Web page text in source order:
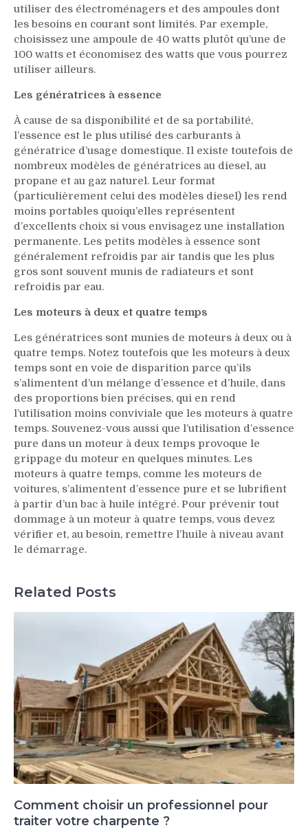
utiliser des électroménagers et des ampoules dont
les besoins en courant sont limités. Par exemple,
choisissez une ampoule de 40 watts plutôt qu’une de
100 watts et économisez des watts que vous pourrez
utiliser ailleurs.
Les génératrices à essence
À cause de sa disponibilité et de sa portabilité,
l’essence est le plus utilisé des carburants à
génératrice d’usage domestique. Il existe toutefois de
nombreux modèles de génératrices au diesel, au
propane et au gaz naturel. Leur format
(particulièrement celui des modèles diesel) les rend
moins portables quoiqu’elles représentent
d’excellents choix si vous envisagez une installation
permanente. Les petits modèles à essence sont
généralement refroidis par air tandis que les plus
gros sont souvent munis de radiateurs et sont
refroidis par eau.
Les moteurs à deux et quatre temps
Les génératrices sont munies de moteurs à deux ou à
quatre temps. Notez toutefois que les moteurs à deux
temps sont en voie de disparition parce qu’ils
s’alimentent d’un mélange d’essence et d’huile, dans
des proportions bien précises, qui en rend
l’utilisation moins conviviale que les moteurs à quatre
temps. Souvenez-vous aussi que l’utilisation d’essence
pure dans un moteur à deux temps provoque le
grippage du moteur en quelques minutes. Les
moteurs à quatre temps, comme les moteurs de
voitures, s’alimentent d’essence pure et se lubrifient
à partir d’un bac à huile intégré. Pour prévenir tout
dommage à un moteur à quatre temps, vous devez
vérifier et, au besoin, remettre l’huile à niveau avant
le démarrage.
Related Posts
Comment choisir un professionnel pour
traiter votre charpente ?